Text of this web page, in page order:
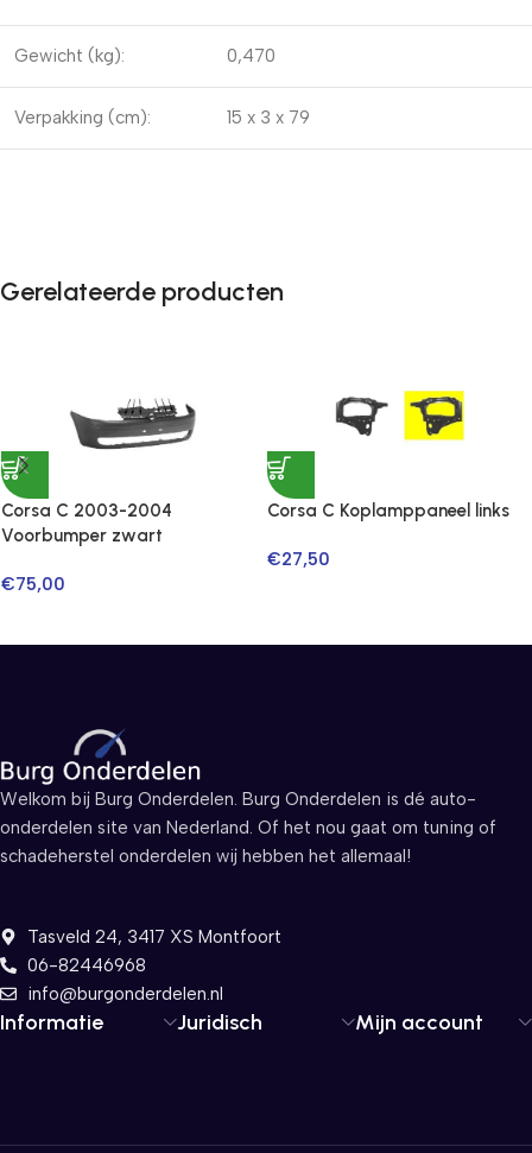
Gewicht (kg): 0,470
Verpakking (cm): 15 x 3 x 79
Gerelateerde producten
Corsa C 2003-2004
Voorbumper zwart
€75,00
Corsa C Koplamppaneel links
€27,50
Informatie Juridisch Mijn account
Welkom bij Burg Onderdelen. Burg Onderdelen is dé auto-
onderdelen site van Nederland. Of het nou gaat om tuning of
schadeherstel onderdelen wij hebben het allemaal!
Tasveld 24, 3417 XS Montfoort
06-82446968
info@burgonderdelen.nl